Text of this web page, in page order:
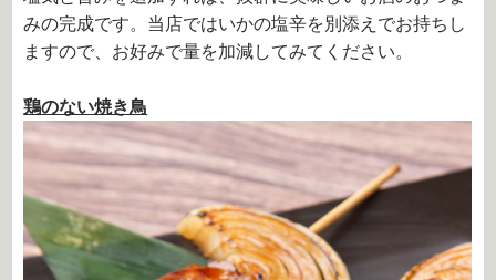
みの完成です。当店ではいかの塩辛を別添えでお持ちし
ますので、お好みで量を加減してみてください。
鶏のない焼き鳥